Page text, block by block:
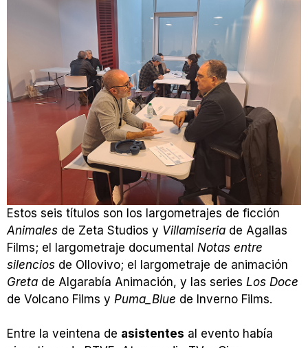
Estos seis títulos son los largometrajes de ficción
Animales de Zeta Studios y Villamiseria de Agallas
Films; el largometraje documental Notas entre
silencios de Ollovivo; el largometraje de animación
Greta de Algarabía Animación, y las series Los Doce
de Volcano Films y Puma_Blue de Inverno Films.
Entre la veintena de asistentes al evento había